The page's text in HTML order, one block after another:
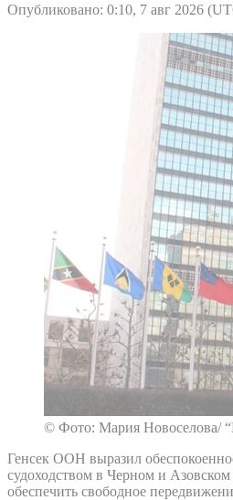
Опубликовано: 0:10, 7 авг 2026
© Фото: Мария Новоселова/
Генсек ООН выразил
судоходством в Черном и
обеспечить свободное